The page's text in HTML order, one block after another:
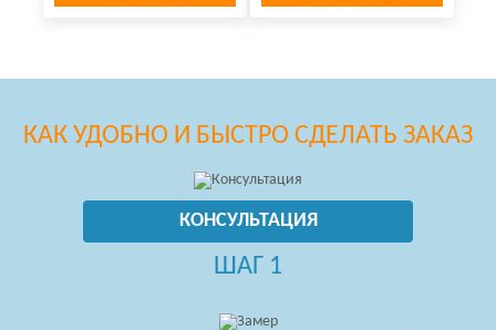
КАК УДОБНО И БЫСТРО СДЕЛАТЬ ЗАКАЗ
КОНСУЛЬТАЦИЯ
ШАГ 1